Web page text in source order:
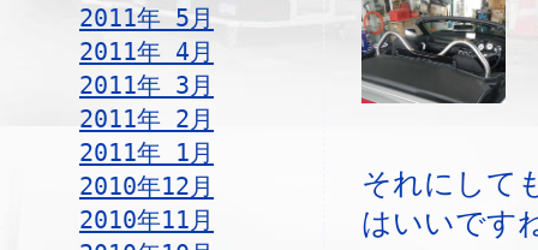
2011年 5月
2011年 4月
2011年 3月
2011年 2月
2011年 1月
2010年12月
2010年11月
それにして
はいいです